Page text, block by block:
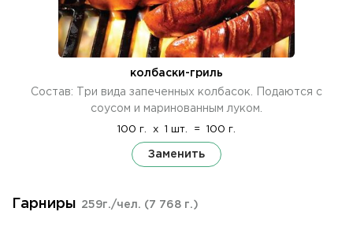
колбаски-гриль
Состав: Три вида запеченных колбасок. Подаются с
соусом и маринованным луком.
100 г. x 1 шт. = 100 г.
Заменить
Гарниры 259г./чел. (7 768 г.)